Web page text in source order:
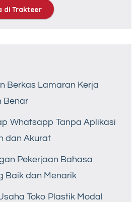
di Trakteer
Berkas Lamaran Kerja
Benar
Whatsapp Tanpa Aplikasi
dan Akurat
Pekerjaan Bahasa
Baik dan Menarik
Toko Plastik Modal